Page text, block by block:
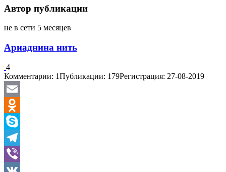
Автор публикации
не в сети 5 месяцев
Ариаднина нить
4
Комментарии: 1Публикации: 179Регистрация: 27-08-2019
Email
Odnoklassniki
Skype
Telegram
Viber